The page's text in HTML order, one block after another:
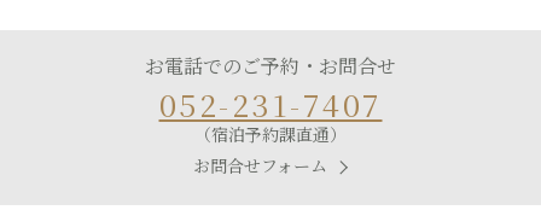
お電話でのご予約・お問合せ
052-231-7407
（宿泊予約課直通）
お問合せフォーム